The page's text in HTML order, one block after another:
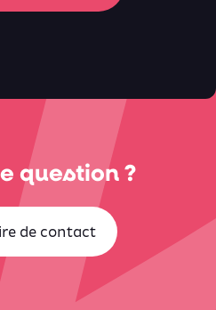
question ?
de contact